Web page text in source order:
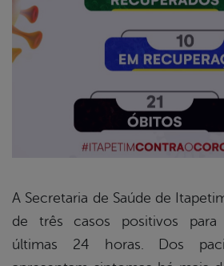
A Secretaria de Saúde de
de três casos positivos
últimas 24 horas. Dos